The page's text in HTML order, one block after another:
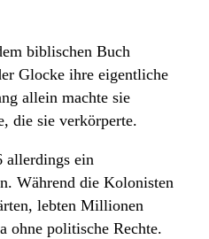
biblischen Buch
Glocke ihre eigentliche
allein machte sie
die sie verkörperte.
allerdings ein
Während die Kolonisten
lebten Millionen
ohne politische Rechte.